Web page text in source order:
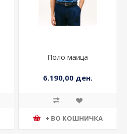
Поло маица
6.190,00 ден.
+ ВО КОШНИЧКА